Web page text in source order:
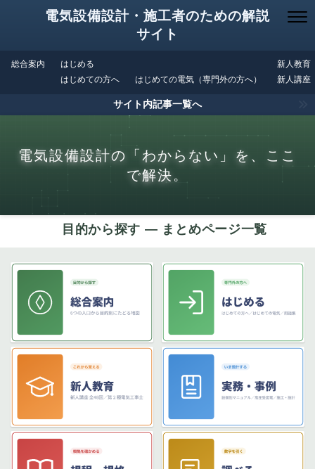
電気設備設計・施工者のための解説
サイト
総合案内
はじめる
はじめての方へ
はじめての電気（専門外の方へ）
新人教育
新人講座
サイト内記事一覧へ
電気設備設計の「わからない」を、ここ
で解決。